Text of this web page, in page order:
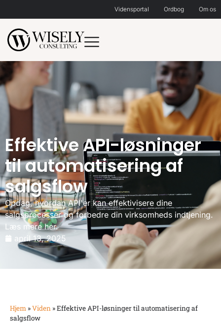
Vidensportal Ordbog Om os
Effektive API-løsninger
til automatisering af
salgsflow
Opdag, hvordan API'er kan effektivisere dine
salgsprocesser og forbedre din virksomheds indtjening.
Læs mere her.
april 13, 2025
Hjem »Viden »Effektive API-løsninger til automatisering af
salgsflow